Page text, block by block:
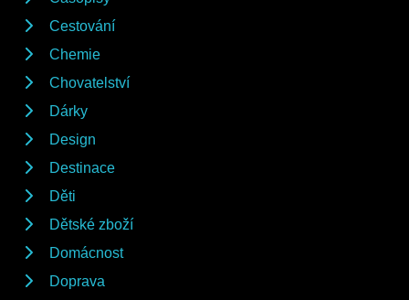
Cestování
Chemie
Chovatelství
Dárky
Design
Destinace
Děti
Dětské zboží
Domácnost
Doprava